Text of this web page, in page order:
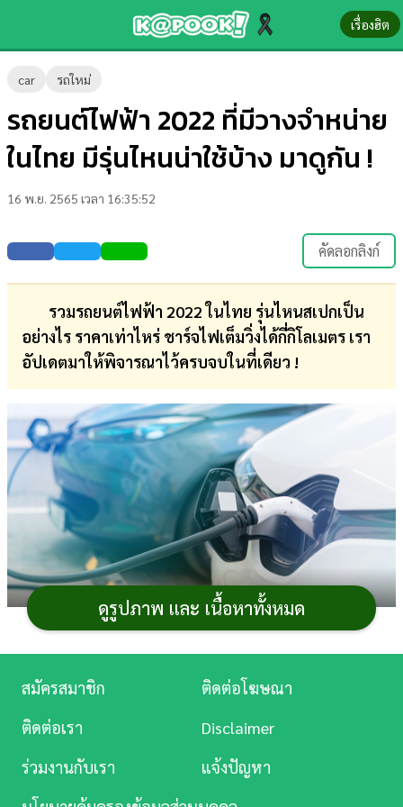
เรื่องฮิต
car รถใหม่
รถยนต์ไฟฟ้า 2022 ที่มีวางจำหน่าย
ในไทย มีรุ่นไหนน่าใช้บ้าง มาดูกัน !
16 พ.ย. 2565 เวลา 16:35:52
คัดลอกลิงก์
รวมรถยนต์ไฟฟ้า 2022 ในไทย รุ่นไหนสเปกเป็น
อย่างไร ราคาเท่าไหร่ ชาร์จไฟเต็มวิ่งได้กี่กิโลเมตร เรา
อัปเดตมาให้พิจารณาไว้ครบจบในที่เดียว !
ปัจจุบันรถยนต์ไฟฟ้าหรือรถ EV(Electric Vehicle)
กำลังได้รับความสนใจเป็นอย่างมาก หลายคนเริ่มอยากที่จะ
สถานการณ์น้ำมันแพง การผลักดันของภาครัฐที่ทำให้ราคา
ถูกลง รวมถึงการเปลี่ยนแปลงของอุตสหากรรมยานยนต์ด้วย
ข้อกำหนดด้านมลพิษที่เข้มข้นขึ้น ทำให้ค่ายรถจำเป็นต้อง
ดูรูปภาพ และ เนื้อหาทั้งหมด
ข่าว-
ความ
รู้
บันเทิง
ตรวจ
หวย
ผล
บอล
สด
การ
เงิน
การ
ศึกษา
บันเทิง
ดู
Music
สมัครสมาชิก
ติดต่อโฆษณา
ติดต่อเรา
Disclaimer
ร่วมงานกับเรา
แจ้งปัญหา